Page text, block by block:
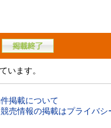
います。
掲載について
競売情報の掲載はプライバシ